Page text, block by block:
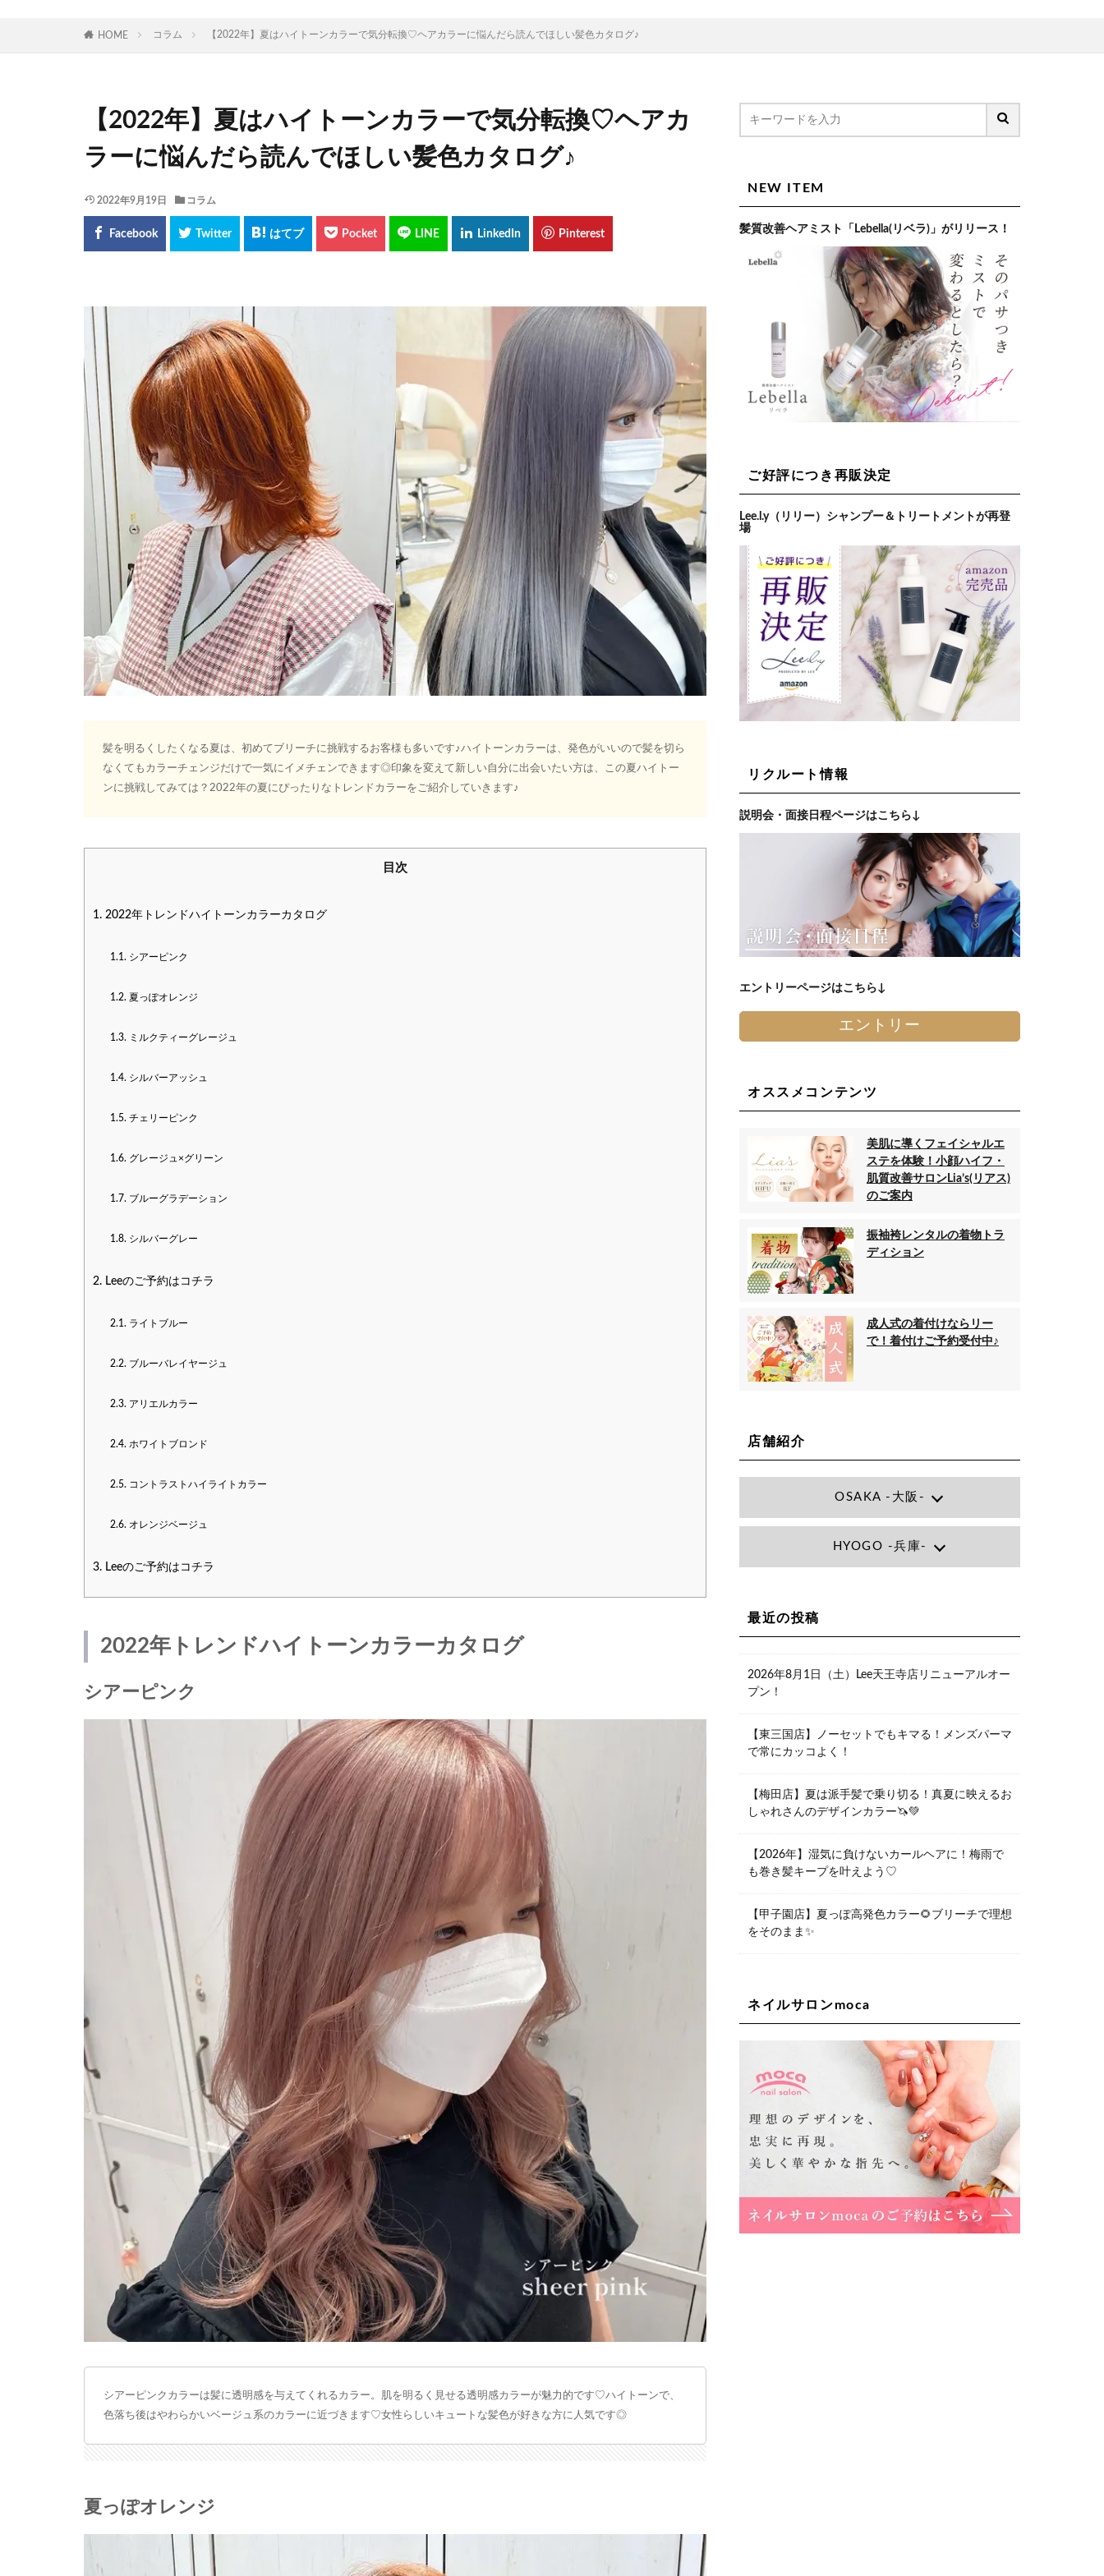
HOME コラム 【2022年】夏はハイトーンカラーで気分転換♡ヘアカラーに悩んだら読んでほしい髪色カタログ♪
【2022年】夏はハイトーンカラーで気分転換♡ヘアカ
ラーに悩んだら読んでほしい髪色カタログ♪
2022年9月19日 コラム
髪を明るくしたくなる夏は、初めてブリーチに挑戦するお客様も多いです♪ハイトーンカラーは、発色がいいので髪を切ら
なくてもカラーチェンジだけで一気にイメチェンできます◎印象を変えて新しい自分に出会いたい方は、この夏ハイトー
ンに挑戦してみては？2022年の夏にぴったりなトレンドカラーをご紹介していきます♪
目次
1. 2022年トレンドハイトーンカラーカタログ
1.1. シアーピンク
1.2. 夏っぽオレンジ
1.3. ミルクティーグレージュ
1.4. シルバーアッシュ
1.5. チェリーピンク
1.6. グレージュ×グリーン
1.7. ブルーグラデーション
1.8. シルバーグレー
2. Leeのご予約はコチラ
2.1. ライトブルー
2.2. ブルーバレイヤージュ
2.3. アリエルカラー
2.4. ホワイトブロンド
2.5. コントラストハイライトカラー
2.6. オレンジベージュ
3. Leeのご予約はコチラ
2022年トレンドハイトーンカラーカタログ
シアーピンク
シアーピンクカラーは髪に透明感を与えてくれるカラー。肌を明るく見せる透明感カラーが魅力的です♡ハイトーンで、
色落ち後はやわらかいベージュ系のカラーに近づきます♡女性らしいキュートな髪色が好きな方に人気です◎
夏っぽオレンジ
NEW ITEM
髪質改善ヘアミスト「Lebella(リベラ)」がリリース！
ご好評につき再販決定
Lee.l.y（リリー）シャンプー＆トリートメントが再登
場
リクルート情報
説明会・面接日程ページはこちら↓
エントリーページはこちら↓
エントリー
オススメコンテンツ
美肌に導くフェイシャルエ
ステを体験！小顔ハイフ・
肌質改善サロンLia’s(リアス)
のご案内
振袖袴レンタルの着物トラ
ディション
成人式の着付けならリー
で！着付けご予約受付中♪
店舗紹介
OSAKA -大阪-
Lee大阪店
大阪府大阪市北区小松原町1-27梅田エ
大阪府大阪市都島区東野田町２丁目９
Lee堀江店
〒550-0014 大阪府大阪市西区北堀江1-
06-6563-9091
Lee四ツ橋店
大阪府大阪市西区新町1-5-7 四ツ橋ビル
Lee天王寺店
06-6537-9791
大阪市東淀川区瑞光1-4-1 カサデルドイ
Lee東三国店
大阪市淀川区東三国4-8-11 大拓ハイツ6
06-6395-9555
Lee布施店
大阪府東大阪市足代2丁目1-5 モンテノ
ーム布施1F
06-6748-0778
大阪府枚方市岡東町18-15 キューブ枚
方駅前ビル2F-A
HYOGO -兵庫-
ライフワーク1F
最近の投稿
2026年8月1日（土）Lee天王寺店リニューアルオー
プン！
【東三国店】ノーセットでもキマる！メンズパーマ
で常にカッコよく！
【梅田店】夏は派手髪で乗り切る！真夏に映えるお
しゃれさんのデザインカラー🦄💚
【2026年】湿気に負けないカールヘアに！梅雨で
も巻き髪キープを叶えよう♡
【甲子園店】夏っぽ高発色カラー🌻ブリーチで理想
をそのまま✨
ネイルサロンmoca